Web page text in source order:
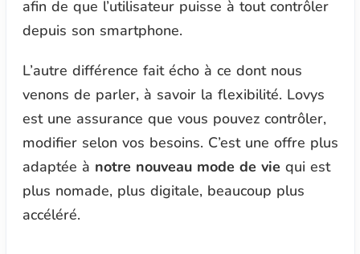
afin de que l’utilisateur puisse à tout contrôler
depuis son smartphone.
L’autre différence fait écho à ce dont nous
venons de parler, à savoir la flexibilité. Lovys
est une assurance que vous pouvez contrôler,
modifier selon vos besoins. C’est une offre plus
adaptée à notre nouveau mode de vie qui est
plus nomade, plus digitale, beaucoup plus
accéléré.